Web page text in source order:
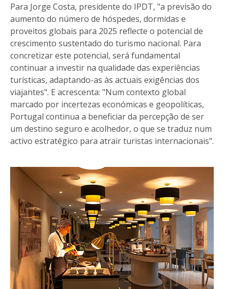
Para Jorge Costa, presidente do IPDT, "a previsão do
aumento do número de hóspedes, dormidas e
proveitos globais para 2025 reflecte o potencial de
crescimento sustentado do turismo nacional. Para
concretizar este potencial, será fundamental
continuar a investir na qualidade das experiências
turísticas, adaptando-as às actuais exigências dos
viajantes". E acrescenta: "Num contexto global
marcado por incertezas económicas e geopolíticas,
Portugal continua a beneficiar da percepção de ser
um destino seguro e acolhedor, o que se traduz num
activo estratégico para atrair turistas internacionais".